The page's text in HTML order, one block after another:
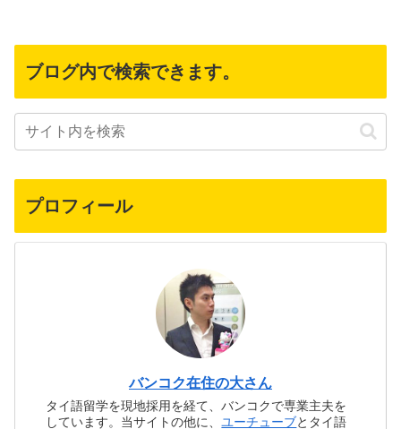
ブログ内で検索できます。
プロフィール
バンコク在住の大さん
タイ語留学を現地採用を経て、バンコクで専業主夫を
しています。当サイトの他に、ユーチューブとタイ語